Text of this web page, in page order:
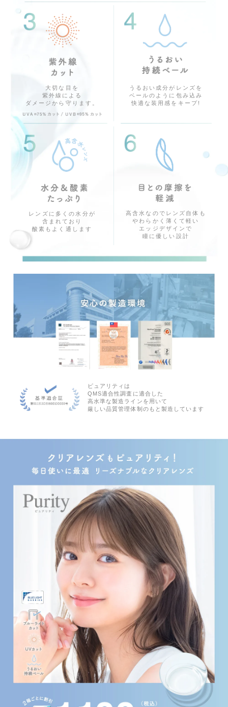
大切な目を
紫外線による
ダメージから守ります。
うるおい成分がレンズを
ベールのように包み込み
快適な装用感をキープ!
レンズに多くの水分が
含まれており
酸素もよく通します
高含水なのでレンズ自体も
やわらかく薄くて軽い
エッジデザインで
瞳に優しい設計
ピュアリティは
QMS適合性調査に適合した
高水準な製造ラインを用いて
厳しい品質管理体制のもと製造しています